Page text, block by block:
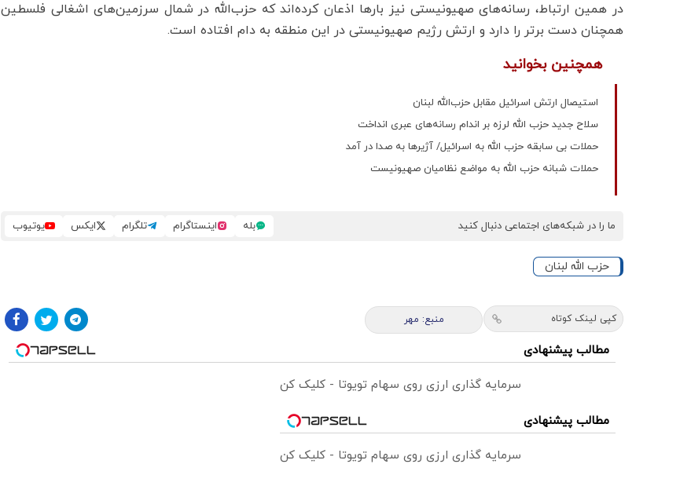
در همین ارتباط، رسانه‌های صهیونیستی نیز بارها اذعان کرده‌اند که حزب‌الله در شمال سرزمین‌های اشغالی فلسطین
همچنان دست برتر را دارد و ارتش رژیم صهیونیستی در این منطقه به دام افتاده است.
همچنین بخوانید
استیصال ارتش اسرائیل مقابل حزب‌الله لبنان
سلاح جدید حزب الله لرزه بر اندام رسانه‌های عبری انداخت
حملات بی سابقه حزب الله به اسرائیل/ آژیرها به صدا در آمد
حملات شبانه حزب الله به مواضع نظامیان صهیونیست
ما را در شبکه‌های اجتماعی دنبال کنید بله اینستاگرام تلگرام ایکس یوتیوب
حزب الله لبنان
کپی لینک کوتاه منبع: مهر
مطالب پیشنهادی
سرمایه گذاری ارزی روی سهام تویوتا - کلیک کن
مطالب پیشنهادی
سرمایه گذاری ارزی روی سهام تویوتا - کلیک کن